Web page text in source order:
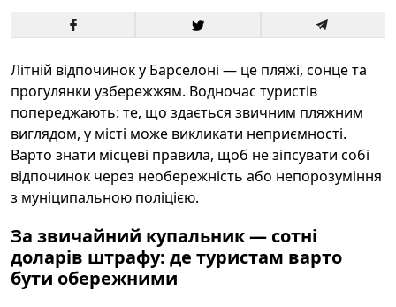
Літній відпочинок у Барселоні — це пляжі, сонце та
прогулянки узбережжям. Водночас туристів
попереджають: те, що здається звичним пляжним
виглядом, у місті може викликати неприємності.
Варто знати місцеві правила, щоб не зіпсувати собі
відпочинок через необережність або непорозуміння
з муніципальною поліцією.
За звичайний купальник — сотні
доларів штрафу: де туристам варто
бути обережними